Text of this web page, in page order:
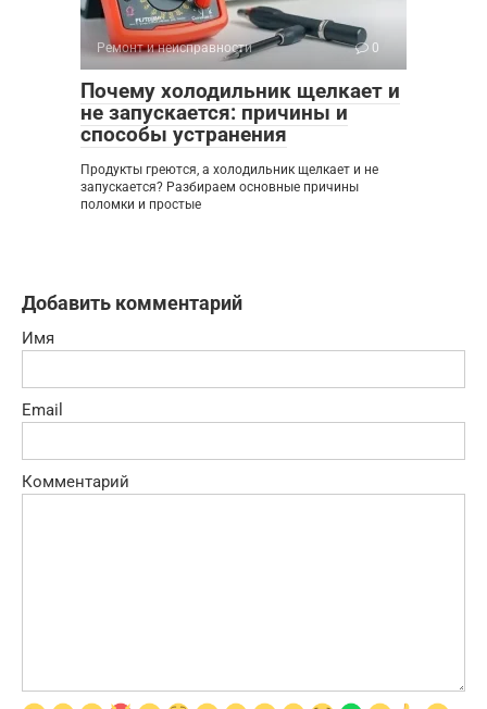
Ремонт и неисправности 0
Почему холодильник щелкает и
не запускается: причины и
способы устранения
Продукты греются, а холодильник щелкает и не
запускается? Разбираем основные причины
поломки и простые
Добавить комментарий
Имя
Email
Комментарий